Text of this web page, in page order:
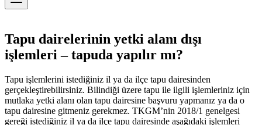
Tapu dairelerinin yetki alanı dışı
işlemleri – tapuda yapılır mı?
Tapu işlemlerini istediğiniz il ya da ilçe tapu dairesinden
gerçekleştirebilirsiniz. Bilindiği üzere tapu ile ilgili işlemleriniz için
mutlaka yetki alanı olan tapu dairesine başvuru yapmanız ya da o
tapu dairesine gitmeniz gerekmez. TKGM’nin 2018/1 genelgesi
gereği istediğiniz il ya da ilçe tapu dairesinde aşağıdaki işlemleri